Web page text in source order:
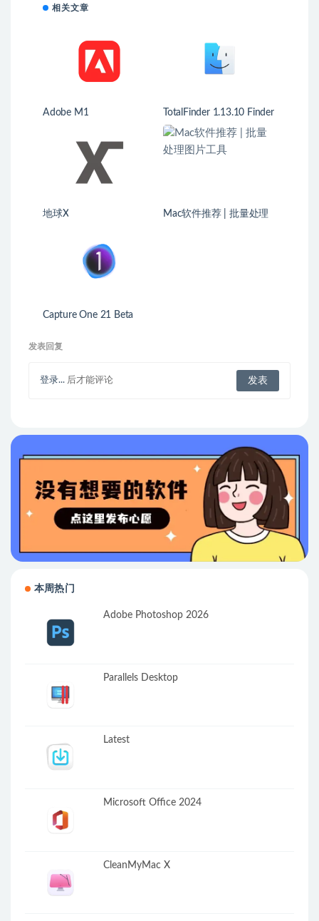
相关文章
Adobe M1
TotalFinder 1.13.10 Finder
增强工具
地球X
Mac软件推荐 | 批量处理
Capture One 21 Beta
版 专业级raw图像处理软
件
发表回复
登录... 后才能评论
本周热门
Adobe Photoshop 2026
Parallels Desktop
Latest
Microsoft Office 2024
CleanMyMac X